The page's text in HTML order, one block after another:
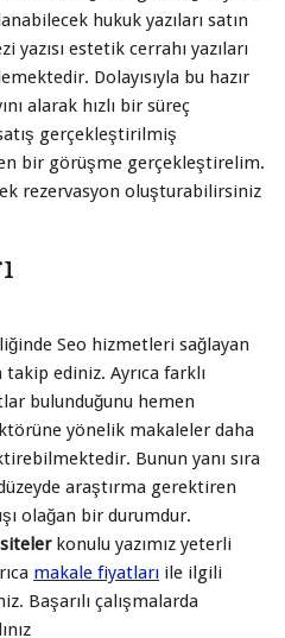
hukuk yazıları satın
estetik cerrahı yazıları
Dolayısıyla bu hazır
alarak hızlı bir süreç
gerçekleştirilmiş
bir görüşme gerçekleştirelim.
rezervasyon oluşturabilirsiniz
Seo hizmetleri sağlayan
ediniz. Ayrıca farklı
bulunduğunu hemen
yönelik makaleler daha
Bunun yanı sıra
araştırma gerektiren
olağan bir durumdur.
konulu yazımız yeterli
makale fiyatları ile ilgili
Başarılı çalışmalarda